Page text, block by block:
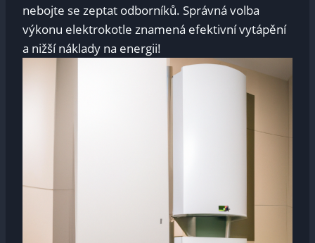
nebojte se zeptat odborníků. Správná volba
výkonu elektrokotle znamená efektivní vytápění
a nižší náklady na energii!